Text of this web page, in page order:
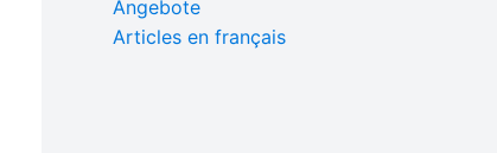
Angebote
Articles en français